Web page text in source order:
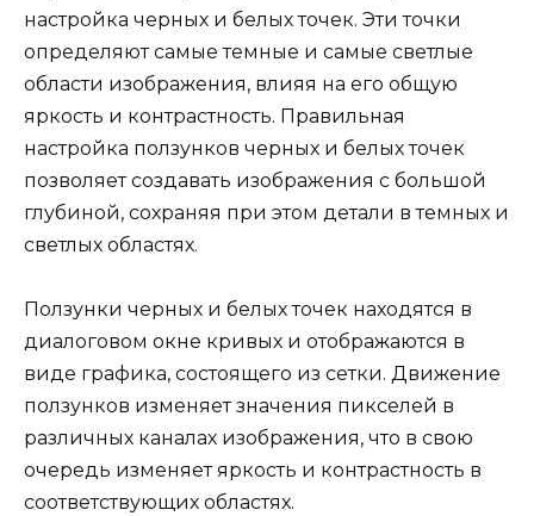
настройка черных и белых точек. Эти точки
определяют самые темные и самые светлые
области изображения, влияя на его общую
яркость и контрастность. Правильная
настройка ползунков черных и белых точек
позволяет создавать изображения с большой
глубиной, сохраняя при этом детали в темных и
светлых областях.
Ползунки черных и белых точек находятся в
диалоговом окне кривых и отображаются в
виде графика, состоящего из сетки. Движение
ползунков изменяет значения пикселей в
различных каналах изображения, что в свою
очередь изменяет яркость и контрастность в
соответствующих областях.